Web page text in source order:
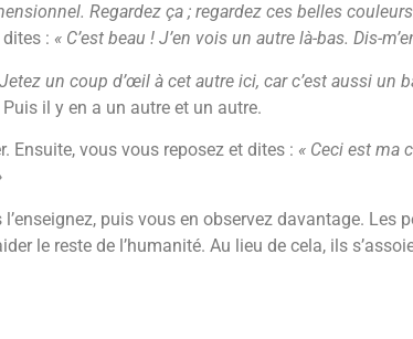
Regardez ça ; regardez ces belles
: « C’est beau ! J’en vois un autre là-bas. Dis-
Jetez un coup d’œil à cet autre ici, car c’est aussi
Puis il y en a un autre et un autre.
Ensuite, vous vous reposez et dites : « Ceci est ma
puis vous en observez davantage. Les
le reste de l’humanité. Au lieu de cela, ils